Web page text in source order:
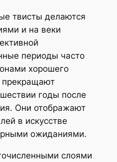
твисты делаются
и на веки
периоды часто
хорошего
прекращают
годы после
Они отображают
в искусстве
ожиданиями.
слоями